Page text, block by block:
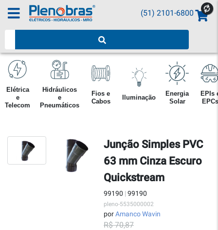
(51) 2101-6800
Elétrica
e
Telecom
Hidráulicos
e
Pneumáticos
Fios e
Cabos
Iluminação
Energia
Solar
EPIs
EPCs
Junção Simples PVC
63 mm Cinza Escuro
Quickstream
99190 | 99190
pleno-5535000002
porAmanco Wavin
R$ 70,87